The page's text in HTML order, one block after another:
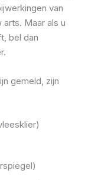
van
arts. Maar als u
bel dan
gemeld, zijn